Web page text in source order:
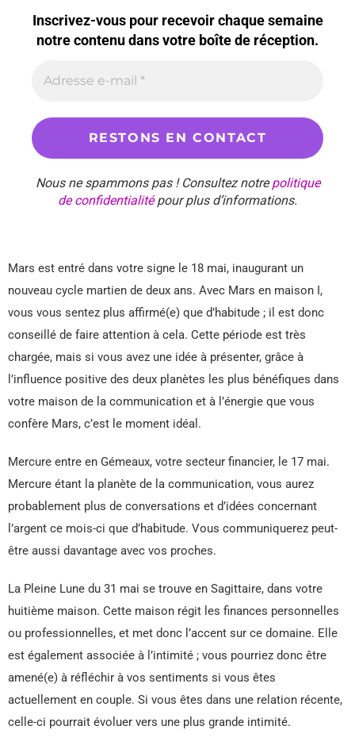
Inscrivez-vous pour recevoir chaque semaine
notre contenu dans votre boîte de réception.
Nous ne spammons pas ! Consultez notrepolitique
de confidentialitépour plus d’informations.
Mars est entré dans votre signe le 18 mai, inaugurant un
nouveau cycle martien de deux ans. Avec Mars en maison I,
vous vous sentez plus affirmé(e) que d’habitude ; il est donc
conseillé de faire attention à cela. Cette période est très
chargée, mais si vous avez une idée à présenter, grâce à
l’influence positive des deux planètes les plus bénéfiques dans
votre maison de la communication et à l’énergie que vous
confère Mars, c’est le moment idéal.
Mercure entre en Gémeaux, votre secteur financier, le 17 mai.
Mercure étant la planète de la communication, vous aurez
probablement plus de conversations et d’idées concernant
l’argent ce mois-ci que d’habitude. Vous communiquerez peut-
être aussi davantage avec vos proches.
La Pleine Lune du 31 mai se trouve en Sagittaire, dans votre
huitième maison. Cette maison régit les finances personnelles
ou professionnelles, et met donc l’accent sur ce domaine. Elle
est également associée à l’intimité ; vous pourriez donc être
amené(e) à réfléchir à vos sentiments si vous êtes
actuellement en couple. Si vous êtes dans une relation récente,
celle-ci pourrait évoluer vers une plus grande intimité.